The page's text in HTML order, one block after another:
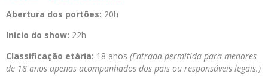
Abertura dos portões: 20h
Início do show: 22h
Classificação etária: 18 anos (Entrada permitida para menores
de 18 anos apenas acompanhados dos pais ou responsáveis legais.)